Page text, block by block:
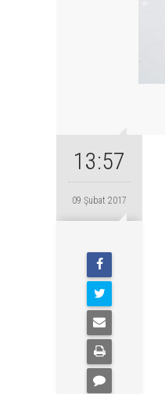
13:57
09 Şubat 2017